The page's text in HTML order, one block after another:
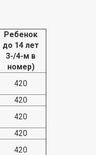
Ребенок
до 14 лет
3-/4-м в
номер)
420
420
420
420
420